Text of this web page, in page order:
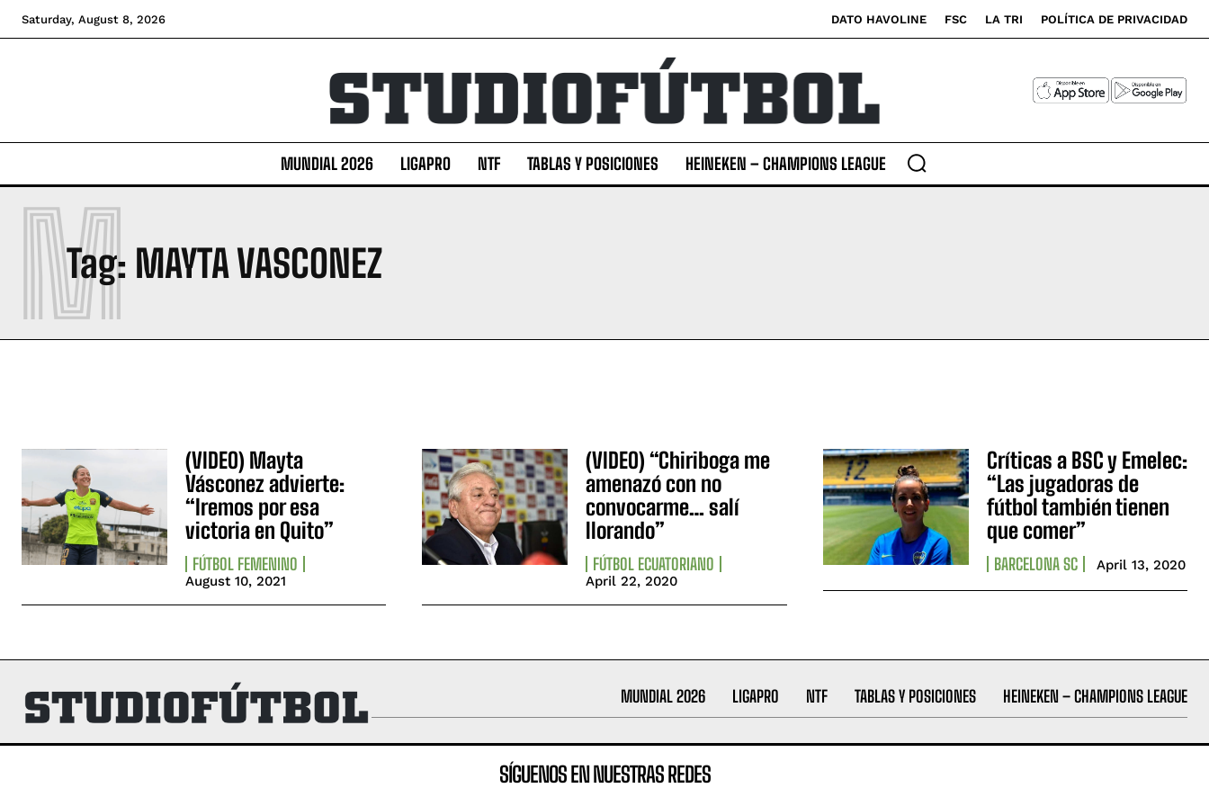
Saturday, August 8, 2026 DATO HAVOLINE FSC LA TRI POLÍTICA DE PRIVACIDAD
MUNDIAL 2026 LIGAPRO NTF TABLAS Y POSICIONES HEINEKEN – CHAMPIONS LEAGUE
Tag: MAYTA VASCONEZ
M
(VIDEO) Mayta
Vásconez advierte:
“Iremos por esa
victoria en Quito”
FÚTBOL FEMENINO
August 10, 2021
(VIDEO) “Chiriboga me
amenazó con no
convocarme… salí
llorando”
FÚTBOL ECUATORIANO
April 22, 2020
Críticas a BSC y Emelec:
“Las jugadoras de
fútbol también tienen
que comer”
BARCELONA SC April 13, 2020
MUNDIAL 2026 LIGAPRO NTF TABLAS Y POSICIONES HEINEKEN – CHAMPIONS LEAGUE
SÍGUENOS EN NUESTRAS REDES